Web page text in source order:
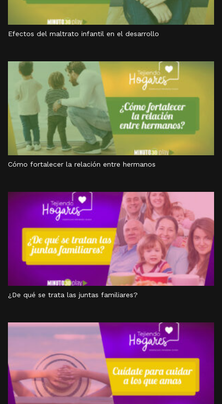
Efectos del maltrato infantil en el desarrollo
Cómo fortalecer la relación entre hermanos
¿De qué se trata las juntas familiares?